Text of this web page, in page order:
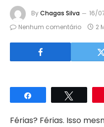
ByChagas Silva 16/
Nenhum comentário
2
Compartilhar
Férias? Férias. Isso